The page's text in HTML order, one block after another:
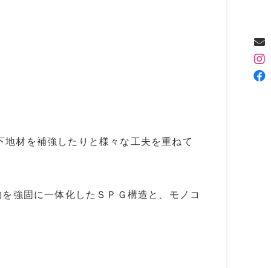
材を補強したりと様々な工夫を重ねて
強固に一体化したＳＰＧ構造と、モノコ